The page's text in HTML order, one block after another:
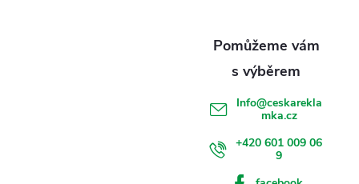
Info@ceskarekla
mka.cz
+420 601 009 06
9